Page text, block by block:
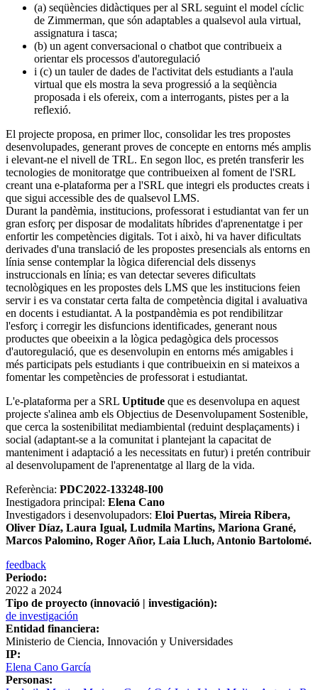
(a) seqüències didàctiques per al SRL seguint el model cíclic
de Zimmerman, que són adaptables a qualsevol aula virtual,
assignatura i tasca;
(b) un agent conversacional o chatbot que contribueix a
orientar els processos d'autoregulació
i (c) un tauler de dades de l'activitat dels estudiants a l'aula
virtual que els mostra la seva progressió a la seqüència
proposada i els ofereix, com a interrogants, pistes per a la
reflexió.
El projecte proposa, en primer lloc, consolidar les tres propostes
desenvolupades, generant proves de concepte en entorns més amplis
i elevant-ne el nivell de TRL. En segon lloc, es pretén transferir les
tecnologies de monitoratge que contribueixen al foment de l'SRL
creant una e-plataforma per a l'SRL que integri els productes creats i
que sigui accessible des de qualsevol LMS.
Durant la pandèmia, institucions, professorat i estudiantat van fer un
gran esforç per disposar de modalitats híbrides d'aprenentatge i per
enfortir les competències digitals. Tot i això, hi va haver dificultats
derivades d'una translació de les propostes presencials als entorns en
línia sense contemplar la lògica diferencial dels dissenys
instruccionals en línia; es van detectar severes dificultats
tecnològiques en les propostes dels LMS que les institucions feien
servir i es va constatar certa falta de competència digital i avaluativa
en docents i estudiantat. A la postpandèmia es pot rendibilitzar
l'esforç i corregir les disfuncions identificades, generant nous
productes que obeeixin a la lògica pedagògica dels processos
d'autoregulació, que es desenvolupin en entorns més amigables i
més participats pels estudiants i que contribueixin en si mateixos a
fomentar les competències de professorat i estudiantat.
L'e-plataforma per a SRL Uptitude que es desenvolupa en aquest
projecte s'alinea amb els Objectius de Desenvolupament Sostenible,
que cerca la sostenibilitat mediambiental (reduint desplaçaments) i
social (adaptant-se a la comunitat i plantejant la capacitat de
manteniment i adaptació a les necessitats en futur) i pretén contribuir
al desenvolupament de l'aprenentatge al llarg de la vida.
Referència: PDC2022-133248-I00
Inestigadora principal: Elena Cano
Investigadors i desenvolupadors: Eloi Puertas, Mireia Ribera,
Oliver Díaz, Laura Igual, Ludmila Martins, Mariona Grané,
Marcos Palomino, Roger Añor, Laia Lluch, Antonio Bartolomé.
feedback
Periodo:
2022 a 2024
Tipo de proyecto (innovació | investigación):
de investigación
Entidad financiera:
Ministerio de Ciencia, Innovación y Universidades
IP:
Elena Cano García
Personas: